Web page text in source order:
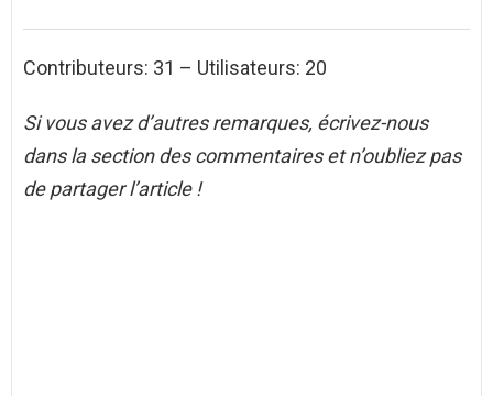
Contributeurs: 31 – Utilisateurs: 20
Si vous avez d’autres remarques, écrivez-nous
dans la section des commentaires et n’oubliez pas
de partager l’article !